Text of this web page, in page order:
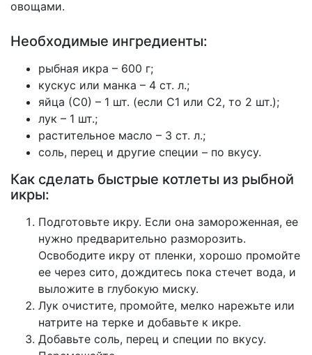
овощами.
Необходимые ингредиенты:
рыбная икра – 600 г;
кускус или манка – 4 ст. л.;
яйца (С0) – 1 шт. (если С1 или С2, то 2 шт.);
лук – 1 шт.;
растительное масло – 3 ст. л.;
соль, перец и другие специи – по вкусу.
Как сделать быстрые котлеты из рыбной
икры:
Подготовьте икру. Если она замороженная, ее
нужно предварительно разморозить.
Освободите икру от пленки, хорошо промойте
ее через сито, дождитесь пока стечет вода, и
выложите в глубокую миску.
Лук очистите, промойте, мелко нарежьте или
натрите на терке и добавьте к икре.
Добавьте соль, перец и специи по вкусу.